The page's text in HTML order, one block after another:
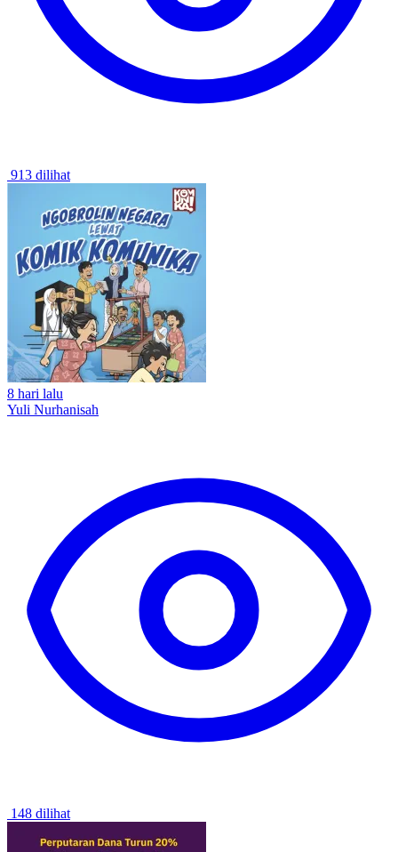
913 dilihat
8 hari lalu
Yuli Nurhanisah
148 dilihat